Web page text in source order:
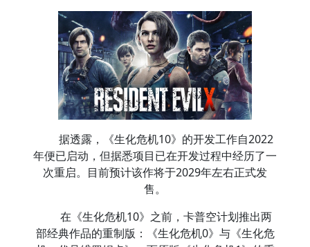
据透露，《生化危机10》的开发工作自2022
年便已启动，但据悉项目已在开发过程中经历了一
次重启。目前预计该作将于2029年左右正式发
售。
在《生化危机10》之前，卡普空计划推出两
部经典作品的重制版：《生化危机0》与《生化危